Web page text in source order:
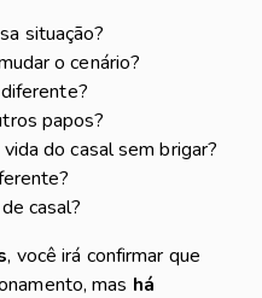
situação?
o cenário?
papos?
do casal sem brigar?
casal?
, você irá confirmar que
mas há